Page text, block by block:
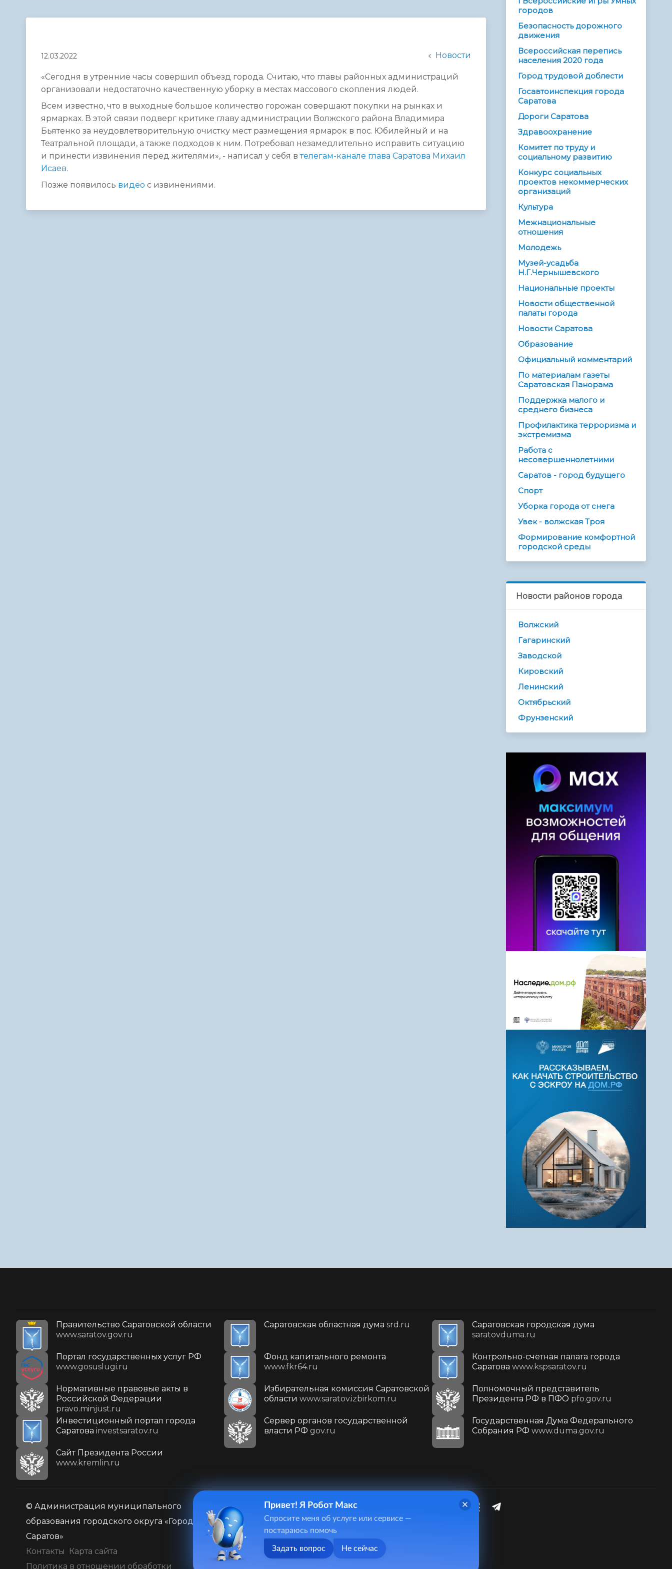
администрации
12.03.2022 Новости
«Сегодня в утренние часы совершил объезд города. Считаю, что главы районных администраций
организовали недостаточно качественную уборку в местах массового скопления людей.
Всем известно, что в выходные большое количество горожан совершают покупки на рынках и
ярмарках. В этой связи подверг критике главу администрации Волжского района Владимира
Бьятенко за неудовлетворительную очистку мест размещения ярмарок в пос. Юбилейный и на
Театральной площади, а также подходов к ним. Потребовал незамедлительно исправить ситуацию
и принести извинения перед жителями», - написал у себя втелегам-канале глава Саратова Михаил
Исаев.
Позже появилось видео с извинениями.
городов
Безопасность дорожного
движения
Всероссийская перепись
населения 2020 года
Город трудовой доблести
Госавтоинспекция города
Саратова
Дороги Саратова
Здравоохранение
Комитет по труду и
социальному развитию
Конкурс социальных
проектов некоммерческих
организаций
Культура
Межнациональные
отношения
Молодежь
Музей-усадьба
Н.Г.Чернышевского
Национальные проекты
Новости общественной
палаты города
Новости Саратова
Образование
Официальный комментарий
По материалам газеты
Саратовская Панорама
Поддержка малого и
среднего бизнеса
Профилактика терроризма и
экстремизма
Работа с
несовершеннолетними
Саратов - город будущего
Спорт
Уборка города от снега
Увек - волжская Троя
Формирование комфортной
городской среды
Новости районов города
Волжский
Гагаринский
Заводской
Кировский
Ленинский
Октябрьский
Фрунзенский
Правительство Саратовской области
www.saratov.gov.ru
Саратовская областная дума srd.ru
Саратовская городская дума
saratovduma.ru
Портал государственных услуг РФ
www.gosuslugi.ru
Фонд капитального ремонта
www.fkr64.ru
Контрольно-счетная палата города
Саратова www.kspsaratov.ru
Нормативные правовые акты в
Российской Федерации
pravo.minjust.ru
Избирательная комиссия Саратовской
области www.saratov.izbirkom.ru
Полномочный представитель
Президента РФ в ПФО pfo.gov.ru
Инвестиционный портал города
Саратова investsaratov.ru
Сервер органов государственной
власти РФ gov.ru
Государственная Дума Федерального
Собрания РФ www.duma.gov.ru
Cайт Президента России
www.kremlin.ru
© Администрация муниципального
образования городского округа «Город
Саратов»
Контакты
Карта сайта
Политика в отношении обработки
410031, г. Саратов, ул. Первомайская, д. 78
+7(8452)26-02-49
Привет! Я Робот Макс
Спросите меня об услуге или сервисе —
постараюсь помочь
Задать вопрос Не сейчас